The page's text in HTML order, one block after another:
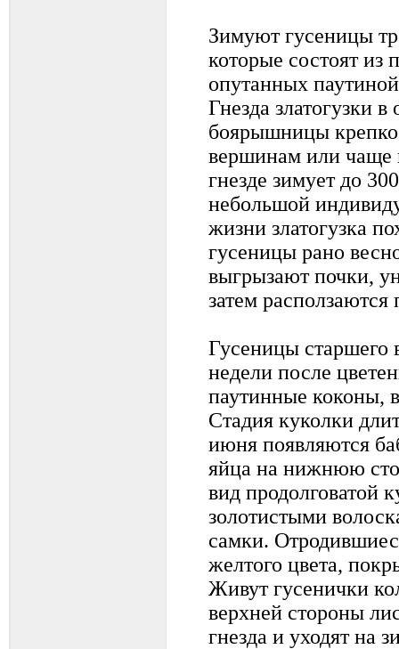
Зимуют гусеницы
которые состоят из
опутанных
Гнезда златогузки в
боярышницы
вершинам или чаще
гнезде зимует до
небольшой
жизни златогузка
гусеницы рано
выгрызают почки,
затем
Гусеницы старшего
недели после
паутинные коконы,
Стадия куколки
июня появляются
яйца на нижнюю
вид продолговатой
золотистыми
самки.
желтого цвета,
Живут гусенички
верхней стороны
гнезда и уходят на